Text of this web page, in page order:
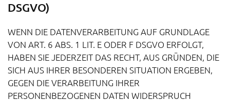
DSGVO)
WENN DIE DATENVERARBEITUNG AUF GRUNDLAGE
VON ART. 6 ABS. 1 LIT. E ODER F DSGVO ERFOLGT,
HABEN SIE JEDERZEIT DAS RECHT, AUS GRÜNDEN, DIE
SICH AUS IHRER BESONDEREN SITUATION ERGEBEN,
GEGEN DIE VERARBEITUNG IHRER
PERSONENBEZOGENEN DATEN WIDERSPRUCH